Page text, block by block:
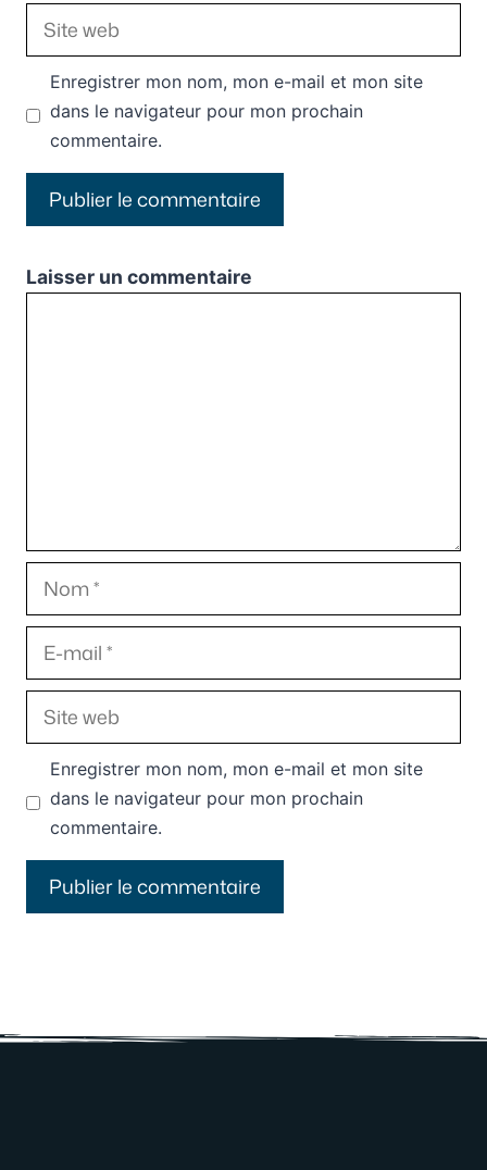
Site
web
Enregistrer mon nom, mon e-mail et mon site
dans le navigateur pour mon prochain
commentaire.
Laisser un commentaire
Nom
E-
mail
Site
web
Enregistrer mon nom, mon e-mail et mon site
dans le navigateur pour mon prochain
commentaire.